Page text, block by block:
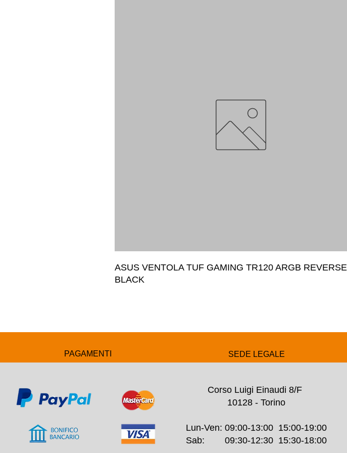
ASUS VENTOLA TUF GAMING TR120 ARGB REVERSE
BLACK
PAGAMENTI SEDE LEGALE
Corso Luigi Einaudi 8/F
10128 - Torino
Lun-Ven: 09:00-13:00 15:00-19:00
Sab: 09:30-12:30 15:30-18:00